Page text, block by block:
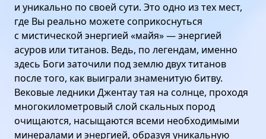
и уникально по своей сути. Это одно из тех мест,
где Вы реально можете соприкоснуться
с мистической энергией «майя» — энергией
асуров или титанов. Ведь, по легендам, именно
здесь Боги заточили под землю двух титанов
после того, как выиграли знаменитую битву.
Вековые ледники Джентау тая на солнце, проходя
многокилометровый слой скальных пород
очищаются, насыщаются всеми необходимыми
минералами и энергией, образуя уникальную